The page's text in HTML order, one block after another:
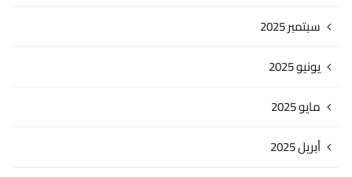
سبتمبر 2025
يونيو 2025
مايو 2025
أبريل 2025